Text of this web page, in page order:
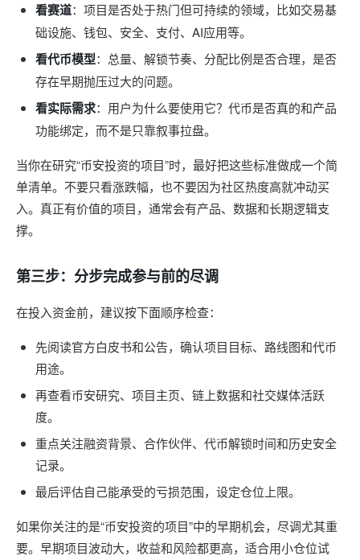
看赛道：项目是否处于热门但可持续的领域，比如交易基
础设施、钱包、安全、支付、AI应用等。
看代币模型：总量、解锁节奏、分配比例是否合理，是否
存在早期抛压过大的问题。
看实际需求：用户为什么要使用它？代币是否真的和产品
功能绑定，而不是只靠叙事拉盘。
当你在研究“币安投资的项目”时，最好把这些标准做成一个简
单清单。不要只看涨跌幅，也不要因为社区热度高就冲动买
入。真正有价值的项目，通常会有产品、数据和长期逻辑支
撑。
第三步：分步完成参与前的尽调
在投入资金前，建议按下面顺序检查：
先阅读官方白皮书和公告，确认项目目标、路线图和代币
用途。
再查看币安研究、项目主页、链上数据和社交媒体活跃
度。
重点关注融资背景、合作伙伴、代币解锁时间和历史安全
记录。
最后评估自己能承受的亏损范围，设定仓位上限。
如果你关注的是“币安投资的项目”中的早期机会，尽调尤其重
要。早期项目波动大，收益和风险都更高，适合用小仓位试